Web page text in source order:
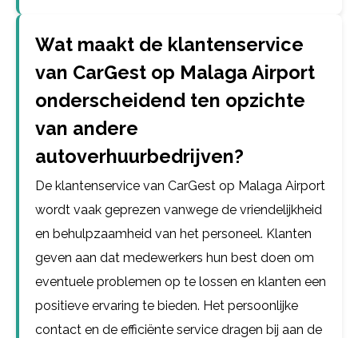
Wat maakt de klantenservice
van CarGest op Malaga Airport
onderscheidend ten opzichte
van andere
autoverhuurbedrijven?
De klantenservice van CarGest op Malaga Airport
wordt vaak geprezen vanwege de vriendelijkheid
en behulpzaamheid van het personeel. Klanten
geven aan dat medewerkers hun best doen om
eventuele problemen op te lossen en klanten een
positieve ervaring te bieden. Het persoonlijke
contact en de efficiënte service dragen bij aan de